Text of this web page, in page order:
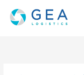
contenido